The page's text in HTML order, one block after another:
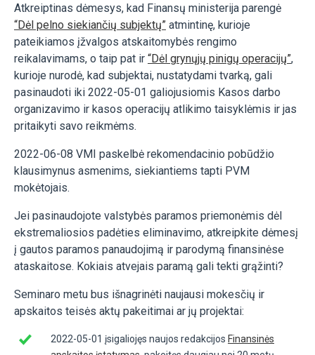
Atkreiptinas dėmesys, kad Finansų ministerija parengė
“Dėl pelno siekiančių subjektų” atmintinę, kurioje
pateikiamos įžvalgos atskaitomybės rengimo
reikalavimams, o taip pat ir “Dėl grynųjų pinigų operacijų”,
kurioje nurodė, kad subjektai, nustatydami tvarką, gali
pasinaudoti iki 2022-05-01 galiojusiomis Kasos darbo
organizavimo ir kasos operacijų atlikimo taisyklėmis ir jas
pritaikyti savo reikmėms.
2022-06-08 VMI paskelbė rekomendacinio pobūdžio
klausimynus asmenims, siekiantiems tapti PVM
mokėtojais.
Jei pasinaudojote valstybės paramos priemonėmis dėl
ekstremaliosios padėties eliminavimo, atkreipkite dėmesį
į gautos paramos panaudojimą ir parodymą finansinėse
ataskaitose. Kokiais atvejais paramą gali tekti grąžinti?
Seminaro metu bus išnagrinėti naujausi mokesčių ir
apskaitos teisės aktų pakeitimai ar jų projektai:
2022-05-01 įsigaliojęs naujos redakcijos Finansinės